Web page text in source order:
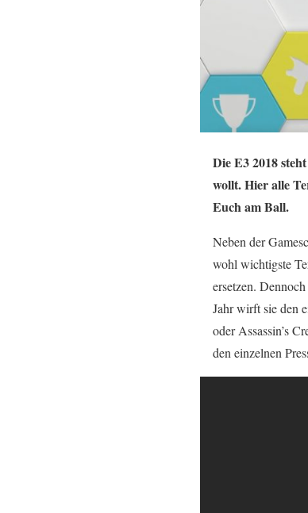
Die E3 2018
wollt. Hier alle
Euch am Ball.
Neben der
wohl wichtigste
ersetzen.
Jahr wirft sie den
oder Assassin’s
den einzelnen